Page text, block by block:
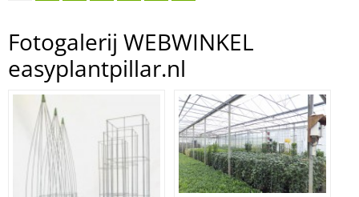
Fotogalerij WEBWINKEL
easyplantpillar.nl